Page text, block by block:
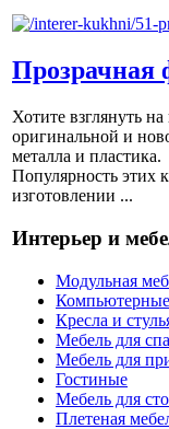
Прозрачная
Хотите взглянуть
оригинальной и
металла и пластика.
Популярность этих
изготовлении ...
Интерьер и
Модульная
Кресла и
Мебель для
Мебель для
Гостиные
Мебель для
Плетеная